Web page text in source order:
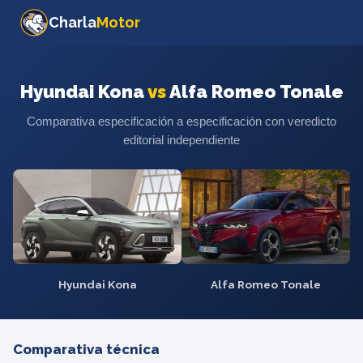
CharlaMotor
Hyundai KonavsAlfa Romeo Tonale
Comparativa especificación a especificación con veredicto
editorial independiente
Hyundai Kona Alfa Romeo Tonale
Comparativa técnica